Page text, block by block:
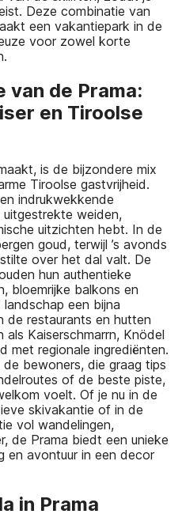
Deze combinatie van
een vakantiepark in de
voor zowel korte
van de Prama:
en Tiroolse
is de bijzondere mix
Tiroolse gastvrijheid.
indrukwekkende
weiden,
uitzichten hebt. In de
goud, terwijl ’s avonds
over het dal valt. De
hun authentieke
bloemrijke balkons en
een bijna
de restaurants en hutten
Kaiserschmarrn, Knödel
met regionale ingrediënten.
bewoners, die graag tips
of de beste piste,
voelt. Of je nu in de
skivakantie of in de
vol wandelingen,
de Prama biedt een unieke
en avontuur in een decor
in Prama